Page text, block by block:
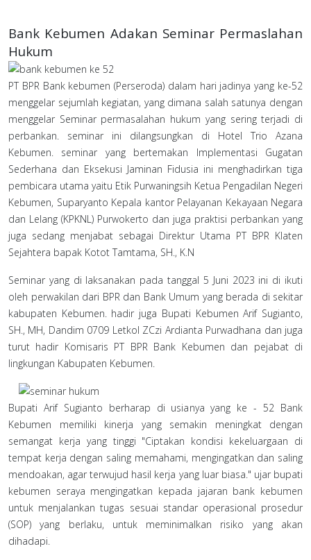
Bank Kebumen Adakan Seminar Permaslahan
Hukum
PT BPR Bank kebumen (Perseroda) dalam hari jadinya yang ke-52
menggelar sejumlah kegiatan, yang dimana salah satunya dengan
menggelar Seminar permasalahan hukum yang sering terjadi di
perbankan. seminar ini dilangsungkan di Hotel Trio Azana
Kebumen. seminar yang bertemakan Implementasi Gugatan
Sederhana dan Eksekusi Jaminan Fidusia ini menghadirkan tiga
pembicara utama yaitu Etik Purwaningsih Ketua Pengadilan Negeri
Kebumen, Suparyanto Kepala kantor Pelayanan Kekayaan Negara
dan Lelang (KPKNL) Purwokerto dan juga praktisi perbankan yang
juga sedang menjabat sebagai Direktur Utama PT BPR Klaten
Sejahtera bapak Kotot Tamtama, SH., K.N
Seminar yang di laksanakan pada tanggal 5 Juni 2023 ini di ikuti
oleh perwakilan dari BPR dan Bank Umum yang berada di sekitar
kabupaten Kebumen. hadir juga Bupati Kebumen Arif Sugianto,
SH., MH, Dandim 0709 Letkol ZCzi Ardianta Purwadhana dan juga
turut hadir Komisaris PT BPR Bank Kebumen dan pejabat di
lingkungan Kabupaten Kebumen.
Bupati Arif Sugianto berharap di usianya yang ke - 52 Bank
Kebumen memiliki kinerja yang semakin meningkat dengan
semangat kerja yang tinggi "Ciptakan kondisi kekeluargaan di
tempat kerja dengan saling memahami, mengingatkan dan saling
mendoakan, agar terwujud hasil kerja yang luar biasa." ujar bupati
kebumen seraya mengingatkan kepada jajaran bank kebumen
untuk menjalankan tugas sesuai standar operasional prosedur
(SOP) yang berlaku, untuk meminimalkan risiko yang akan
dihadapi.